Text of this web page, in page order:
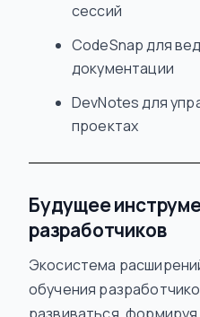
сессий
CodeSnap для
документации
DevNotes для
проектах
Будущее
разработчиков
Экосистема
обучения